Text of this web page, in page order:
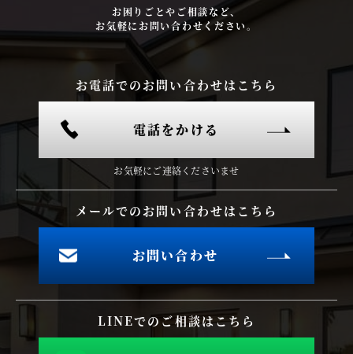
お困りごとやご相談など、
お気軽にお問い合わせください。
お電話でのお問い合わせはこちら
電話をかける
お気軽にご連絡くださいませ
メールでのお問い合わせはこちら
お問い合わせ
LINEでのご相談はこちら